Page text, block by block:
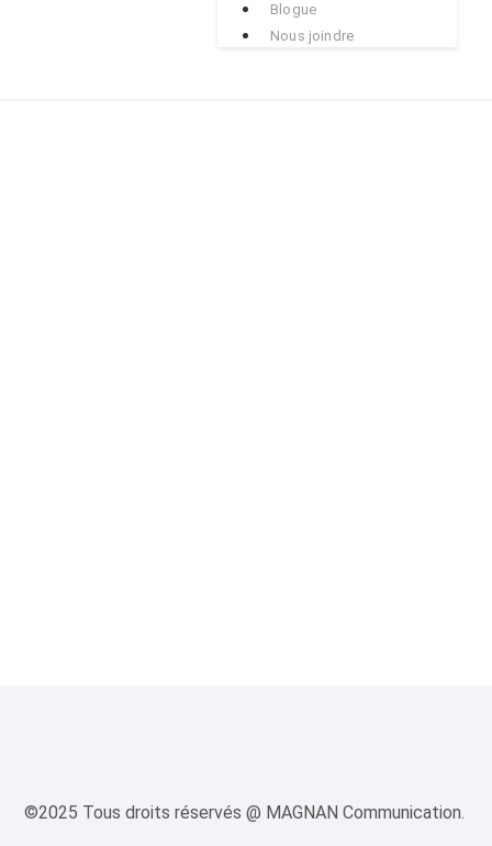
Blogue
Nous joindre
©2025 Tous droits réservés @ MAGNAN Communication.